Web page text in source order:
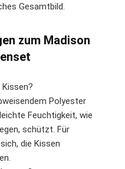
Gesamtbild.
zum Madison
Polyester
Feuchtigkeit, wie
schützt. Für
die Kissen